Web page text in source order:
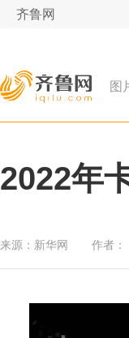
齐鲁网
图
2022年
来源： 新华网 作者：